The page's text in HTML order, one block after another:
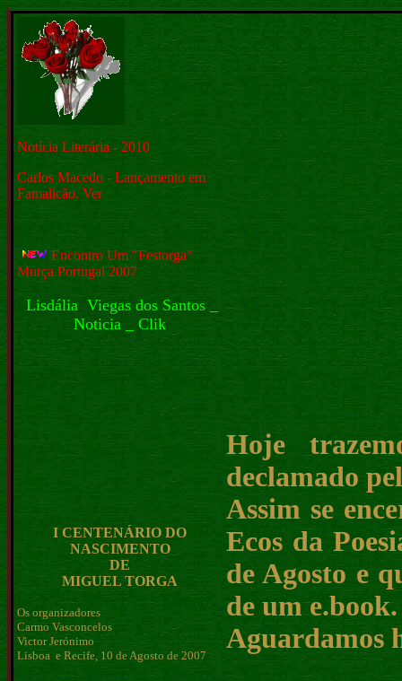
Notícia Literária - 2010
Carlos Macedo - Lançamento em
Famalicão. Ver
Encontro Um "Festorga"
Murça Portugal 2007
Lisdália Viegas dos Santos
Noticia _Clik
I CENTENÁRIO DO
NASCIMENTO
DE
MIGUEL TORGA
Os organizadores
Carmo Vasconcelos
Victor Jerónimo
Lisboa e Recife, 10 de Agosto de 2007
Hoje
declamado
Assim se
Ecos da
de Agosto e
de um e.book.
Aguardamos